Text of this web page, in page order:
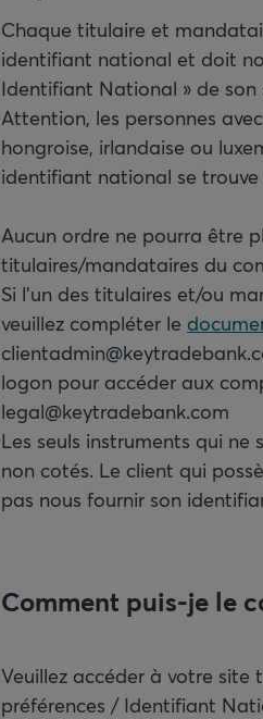
Chaque titulaire et
identifiant national et doit
Identifiant National » de
Attention, les personnes
hongroise, irlandaise ou
identifiant national se
Aucun ordre ne pourra être
titulaires/mandataires du
Si l'un des titulaires et/ou
veuillez compléter le
logon pour accéder aux
legal@keytradebank.com
Les seuls instruments qui
non cotés. Le client qui
pas nous fournir son
Comment puis-je le
Veuillez accéder à votre site
préférences / Identifiant